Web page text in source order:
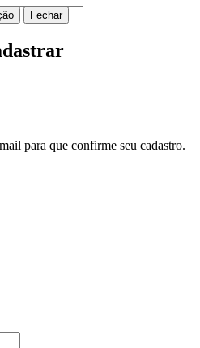
Fechar
para que confirme seu cadastro.